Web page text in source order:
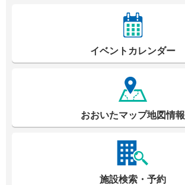
イベントカレンダー
おおいたマップ地図情報
施設検索・予約